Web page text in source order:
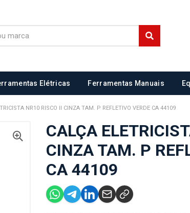
Elétricas Ferramentas Manuais
NR10 RISCO II CINZA TAM. P REFLETIVO VERDE CA 44109
CALÇA
CINZA TAM. P
CA 44109